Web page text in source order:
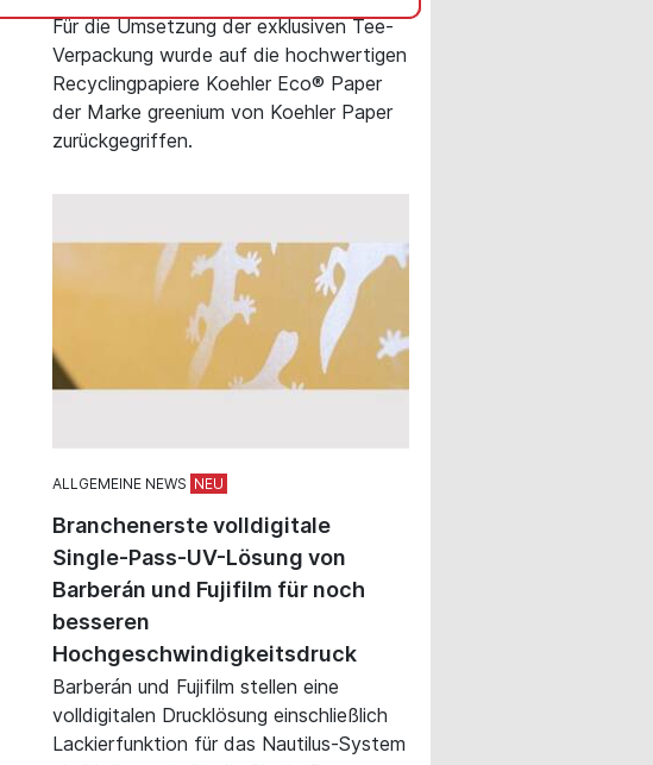
Für die Umsetzung der exklusiven Tee-
Verpackung wurde auf die hochwertigen
Recyclingpapiere Koehler Eco® Paper
der Marke greenium von Koehler Paper
zurückgegriffen.
ALLGEMEINE NEWS
Branchenerste volldigitale
Single-Pass-UV-Lösung von
Barberán und Fujifilm für noch
besseren
Hochgeschwindigkeitsdruck
Barberán und Fujifilm stellen eine
volldigitalen Drucklösung einschließlich
Lackierfunktion für das Nautilus-System